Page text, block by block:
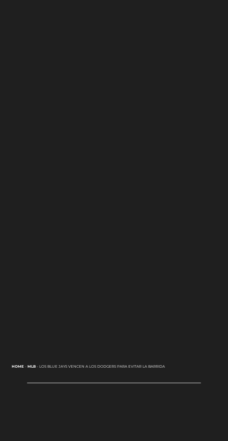
HOME- MLB- LOS BLUE JAYS VENCEN A LOS DODGERS PARA EVITAR LA BARRIDA